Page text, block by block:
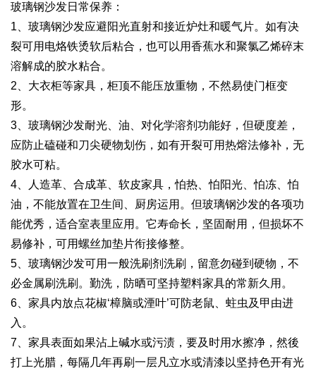
玻璃钢沙发日常保养：
1、玻璃钢沙发应避阳光直射和接近炉灶和暖气片。如有决
裂可用电烙铁烫软后粘合，也可以用香蕉水和聚氯乙烯碎末
溶解成的胶水粘合。
2、大衣柜等家具，柜顶不能压放重物，不然易使门框变
形。
3、玻璃钢沙发耐光、油、对化学溶剂功能好，但硬度差，
应防止磕碰和刀尖硬物划伤，如有开裂可用热熔法修补，无
胶水可粘。
4、人造革、合成革、软皮家具，怕热、怕阳光、怕冻、怕
油，不能放置在卫生间、厨房运用。但玻璃钢沙发的各项功
能优秀，适合室表里应用。它寿命长，坚固耐用，但损坏不
易修补，可用螺丝加垫片衔接修整。
5、玻璃钢沙发可用一般洗刷剂洗刷，留意勿碰到硬物，不
必金属刷洗刷。勤洗，防晒可坚持塑料家具的常新久用。
6、家具内放点花椒‘樟脑或湮叶’可防老鼠、蛀虫及甲由进
入。
7、家具表面如果沾上碱水或污渍，要及时用水擦净，然後
打上光腊，每隔几年再刷一层凡立水或清漆以坚持色开有光